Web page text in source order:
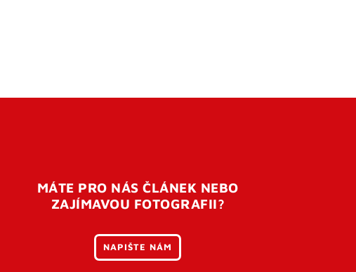
MÁTE PRO NÁS ČLÁNEK NEBO
ZAJÍMAVOU FOTOGRAFII?
NAPIŠTE NÁM